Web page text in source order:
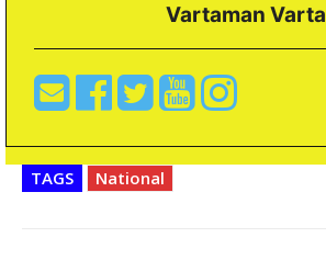
Vartaman Varta
TAGS National